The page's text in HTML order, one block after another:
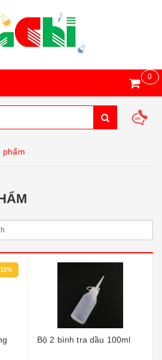
0
phẩm
Bộ 2 bình tra dầu 100ml